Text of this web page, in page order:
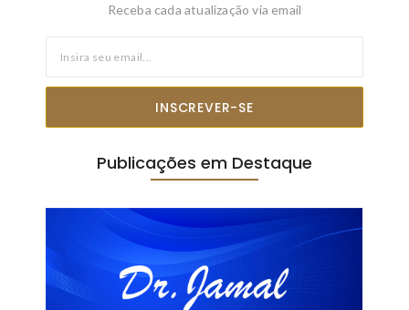
Receba cada atualização via email
INSCREVER-SE
Publicações em Destaque